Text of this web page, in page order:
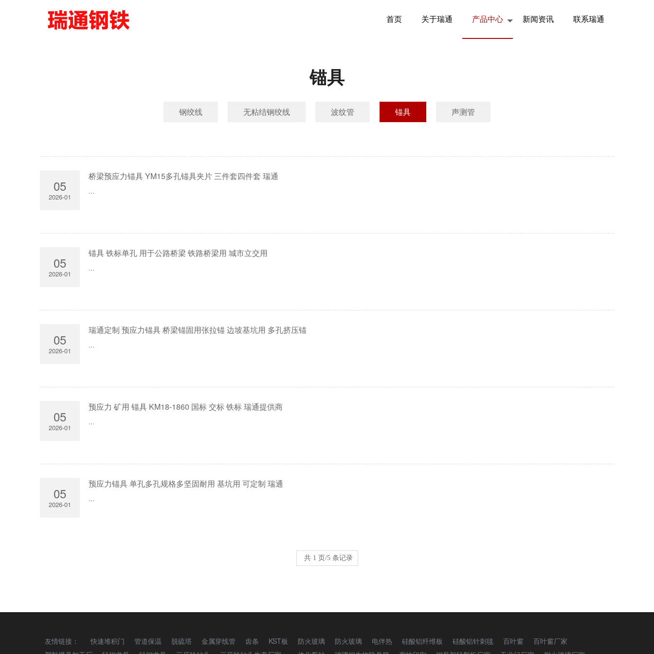
首页 关于瑞通 产品中心 新闻资讯 联系瑞通
锚具
钢绞线 无粘结钢绞线 波纹管 锚具 声测管
05
2026-01
桥梁预应力锚具 YM15多孔锚具夹片 三件套四件套 瑞通
...
05
2026-01
锚具 铁标单孔 用于公路桥梁 铁路桥梁用 城市立交用
...
05
2026-01
瑞通定制 预应力锚具 桥梁锚固用张拉锚 边坡基坑用 多孔挤压锚
...
05
2026-01
预应力 矿用 锚具 KM18-1860 国标 交标 铁标 瑞通提供商
...
05
2026-01
预应力锚具 单孔多孔规格多坚固耐用 基坑用 可定制 瑞通
...
共 1 页/5 条记录
友情链接： 快速堆积门 管道保温 脱硫塔 金属穿线管 齿条 KST板 防火玻璃 防火玻璃 电伴热 硅酸铝纤维板 硅酸铝针刺毯 百叶窗
百叶窗厂家